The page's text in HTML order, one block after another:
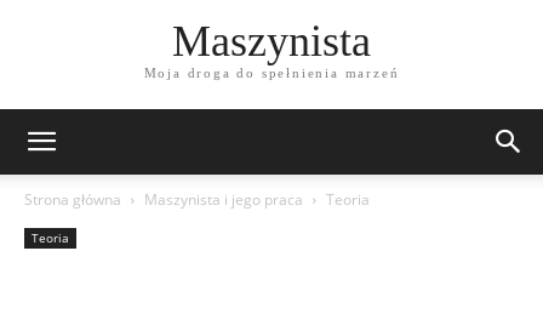
Maszynista
Moja droga do spełnienia marzeń
Strona główna Maszynista i jego praca Teoria
Teoria